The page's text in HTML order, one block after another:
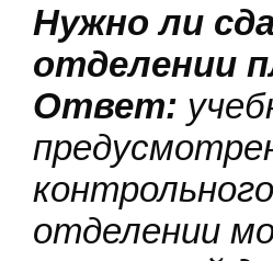
Нужно ли
отделении
Ответ:
отделении